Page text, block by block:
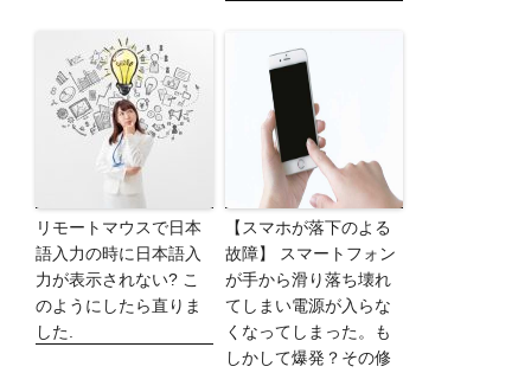
リモートマウスで日本
語入力の時に日本語入
力が表示されない? こ
のようにしたら直りま
した.
【スマホが落下のよる
故障】 スマートフォン
が手から滑り落ち壊れ
てしまい電源が入らな
くなってしまった。も
しかして爆発？その修